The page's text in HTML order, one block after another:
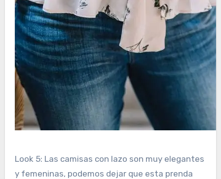
Look 5: Las camisas con lazo son muy elegantes
y femeninas, podemos dejar que esta prenda